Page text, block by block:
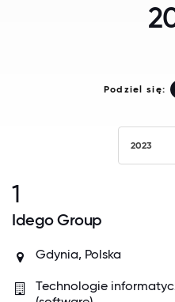
Podziel się:
2023
1
Idego Group
Gdynia, Polska
Technologie